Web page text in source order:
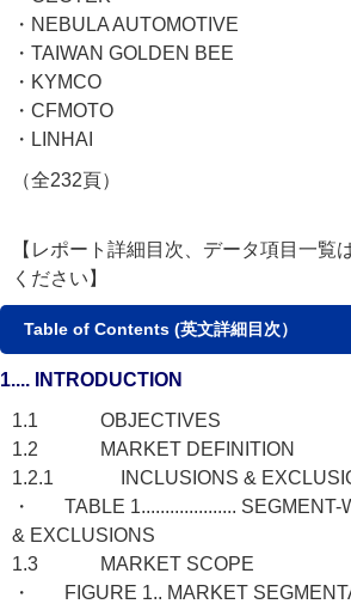
・NEBULA AUTOMOTIVE
・TAIWAN GOLDEN BEE
・KYMCO
・CFMOTO
・LINHAI
（全232頁）
【レポート詳細目次、データ項目一覧
ください】
Table of Contents (英文詳細目次）
1.... INTRODUCTION
1.1 OBJECTIVES
1.2 MARKET DEFINITION
1.2.1 INCLUSIONS &
・ TABLE 1.................... SEGMENT-
& EXCLUSIONS
1.3 MARKET SCOPE
・ FIGURE 1.. MARKET